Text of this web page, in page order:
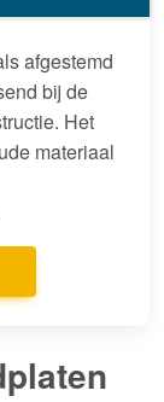
afgestemd
bij de
Het
materiaal